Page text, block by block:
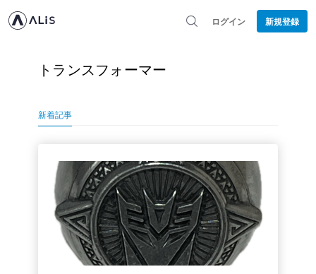
ログイン 新規登録
トランスフォーマー
新着記事